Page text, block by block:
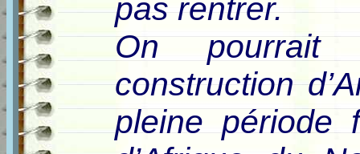
pas rentrer.
On pourrait
construction
pleine période